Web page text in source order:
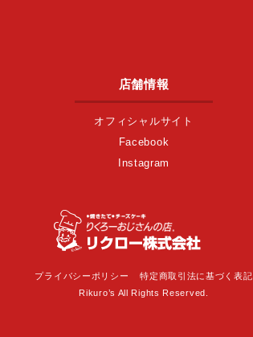
店舗情報
オフィシャルサイト
Facebook
Instagram
プライバシーポリシー
特定商取引法に基づく表記
Rikuro’s All Rights Reserved.